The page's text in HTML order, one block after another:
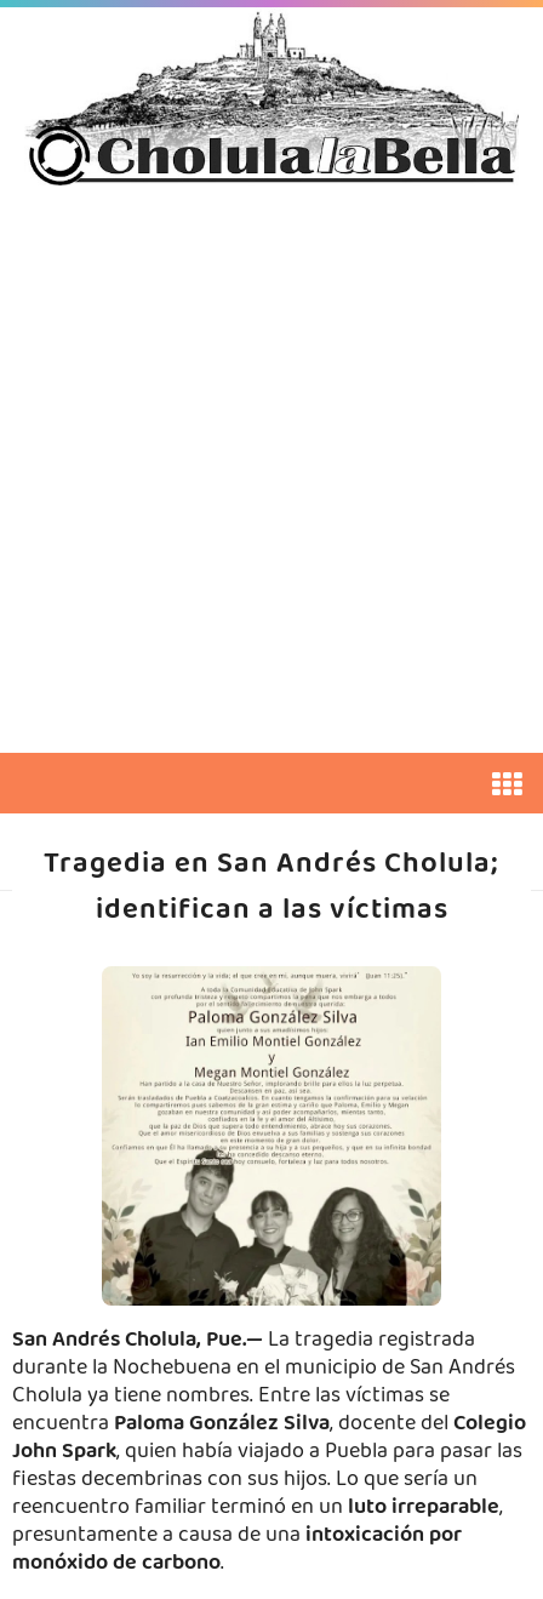
Tragedia en San Andrés Cholula;
identifican a las víctimas
San Andrés Cholula, Pue.—La tragedia registrada
durante la Nochebuena en el municipio de San Andrés
Cholula ya tiene nombres. Entre las víctimas se
encuentraPaloma González Silva, docente delColegio
John Spark, quien había viajado a Puebla para pasar las
fiestas decembrinas con sus hijos. Lo que sería un
reencuentro familiar terminó en unluto irreparable,
presuntamente a causa de unaintoxicación por
monóxido de carbono.